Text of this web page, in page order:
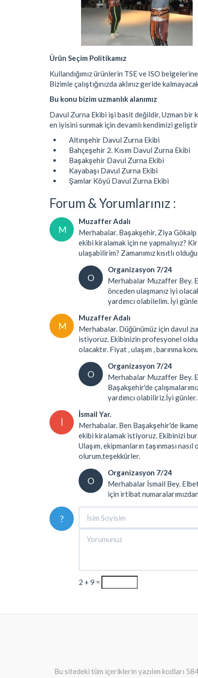
Ürün Seçim Politikamız
Kullandığımız ürünlerin TSE ve ISO
Bizimle çalıştığınızda aklınız geride
Bu konu bizim uzmanlık alanımız
Davul Zurna Ekibi işi basit değildir, Uzman bir
en iyisini sunmak için devamlı kendimizi
Altınşehir Davul Zurna Ekibi
Bahçeşehir 2. Kısım Davul Zurna Ekibi
Başakşehir Davul Zurna Ekibi
Kayabaşı Davul Zurna Ekibi
Şamlar Köyü Davul Zurna Ekibi
Forum & Yorumlarınız :
M
Muzaffer Adalı
Merhabalar. Başakşehir, Ziya
ekibi kiralamak için ne yapmalıyız?
ulaşabilirim? Zamanımız kısıtlı
O
Organizasyon 7/24
Merhabalar Muzaffer Bey.
önceden ulaşmanız iyi
yardımcı olabilelim. İyi
M
Muzaffer Adalı
Merhabalar. Düğünümüz için davul
istiyoruz. Ekibinizin profesyonel
olacaktır. Fiyat , ulaşım , barınma
O
Organizasyon 7/24
Merhabalar Muzaffer Bey.
Başakşehir'de
yardımcı olabiliriz.İyi günler.
İ
İsmail Yar.
Merhabalar. Ben Başakşehir'de
ekibi kiralamak istiyoruz. Ekibinizi
Ulaşım, ekipmanların taşınması
olurum,teşekkürler.
O
Organizasyon 7/24
Merhabalar İsmail Bey.
için irtibat
?
2 + 9 =
Bu sitedeki tüm içeriklerin yazılım kodları